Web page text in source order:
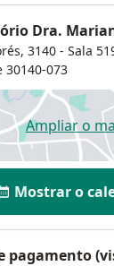
Dra.
3140 - Sala
30140-073
Ampliar oabre
Mostrar o
pagamento